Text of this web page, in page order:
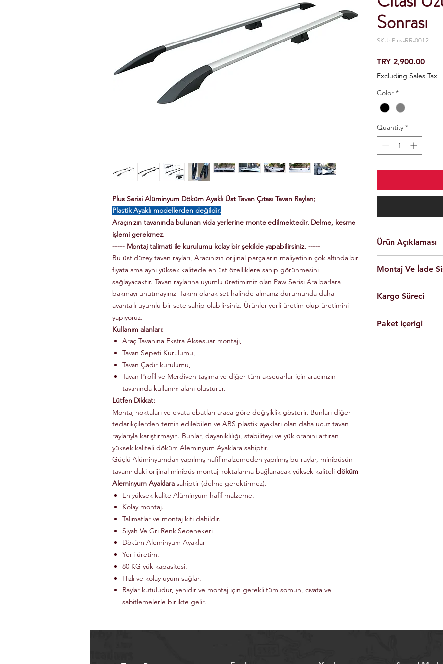
Plus Serisi Alüminyum Döküm Ayaklı Üst Tavan Çıtası Tavan Rayları;
Plastik Ayaklı modellerden değildir.
Araçınızın tavanında bulunan vida yerlerine monte edilmektedir. Delme, kesme
işlemi gerekmez.
----- Montaj talimati ile kurulumu kolay bir şekilde yapabilirsiniz. -----
Bu üst düzey tavan rayları, Aracınızın orijinal parçaların maliyetinin çok altında bir
fiyata ama aynı yüksek kalitede en üst özelliklere sahip görünmesini
sağlayacaktır. Tavan raylarına uyumlu üretimimiz olan Paw Serisi Ara barlara
bakmayı unutmayınız. Takım olarak set halinde almanız durumunda daha
avantajlı uyumlu bir sete sahip olabilirsiniz. Ürünler yerli üretim olup üretimini
yapıyoruz.
Kullanım alanları;
Araç Tavanına Ekstra Aksesuar montajı,
Tavan Sepeti Kurulumu,
Tavan Çadır kurulumu,
Tavan Profil ve Merdiven taşıma ve diğer tüm akseuarlar için aracınızın
tavanında kullanım alanı olusturur.
Lütfen Dikkat:
Montaj noktaları ve civata ebatları araca göre değişiklik gösterir. Bunları diğer
tedarikçilerden temin edilebilen ve ABS plastik ayakları olan daha ucuz tavan
raylarıyla karıştırmayın. Bunlar, dayanıklılığı, stabiliteyi ve yük oranını artıran
yüksek kaliteli döküm Aleminyum Ayaklara sahiptir.
Güçlü Alüminyumdan yapılmış hafif malzemeden yapılmış bu raylar, minibüsün
tavanındaki orijinal minibüs montaj noktalarına bağlanacak yüksek kaliteli döküm
Aleminyum Ayaklara sahiptir (delme gerektirmez).
En yüksek kalite Alüminyum hafif malzeme.
Kolay montaj.
Talimatlar ve montaj kiti dahildir.
Siyah Ve Gri Renk Secenekeri
Döküm Aleminyum Ayaklar
Yerli üretim.
80 KG yük kapasitesi.
Hızlı ve kolay uyum sağlar.
Raylar kutuludur, yenidir ve montaj için gerekli tüm somun, cıvata ve
sabitlemelerle birlikte gelir.
Sonrası
SKU: Plus-RR-0012
TRY 2,900.00Price
Excluding Sales Tax |
Color *
Quantity *
Ürün Açıklaması
Kolay montaj.
Talimatlar ve
Siyah Ve Gri
Döküm
Yerli üretim.
80 KG yük
Montaj Ve İade
olarak
Ürünleri son
yapabilmesi için
Tüm ürünlerde
Kargo Süreci
Saat 14'ekadar
Paket içerigi